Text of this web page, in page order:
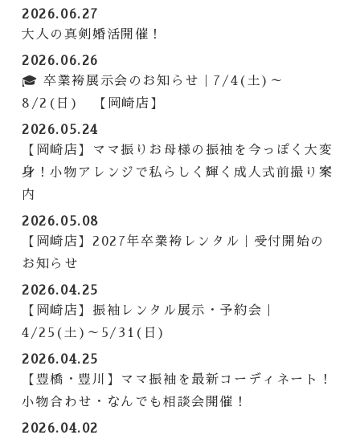
2026.06.27
大人の真剣婚活開催！
2026.06.26
🎓 卒業袴展示会のお知らせ｜7/4(土)～
8/2(日) 【岡崎店】
2026.05.24
【岡崎店】ママ振りお母様の振袖を今っぽく大変
身！小物アレンジで私らしく輝く成人式前撮り案
内
2026.05.08
【岡崎店】2027年卒業袴レンタル｜受付開始の
お知らせ
2026.04.25
【岡崎店】振袖レンタル展示・予約会｜
4/25(土)～5/31(日)
2026.04.25
【豊橋・豊川】ママ振袖を最新コーディネート！
小物合わせ・なんでも相談会開催！
2026.04.02